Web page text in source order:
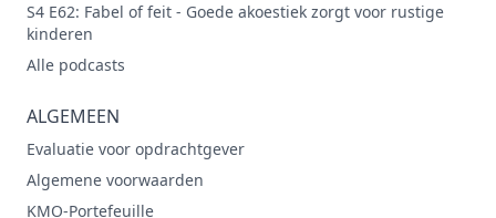
S4 E62: Fabel of feit - Goede akoestiek zorgt voor rustige
kinderen
Alle podcasts
ALGEMEEN
Evaluatie voor opdrachtgever
Algemene voorwaarden
KMO-Portefeuille